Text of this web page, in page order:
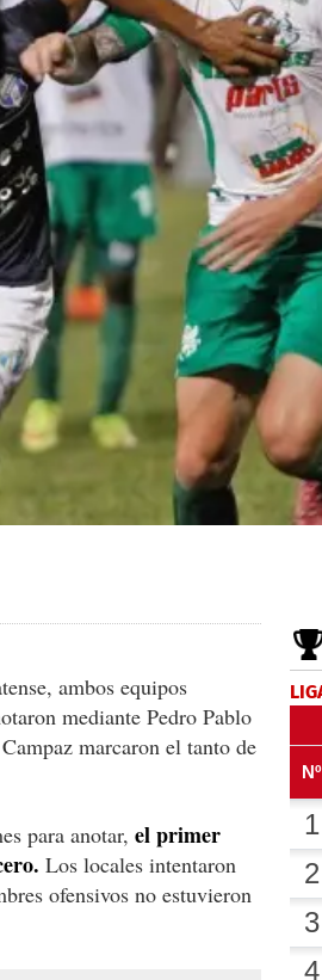
ambos equipos
mediante Pedro Pablo
marcaron el tanto de
para anotar, el primer
Los locales intentaron
ofensivos no estuvieron